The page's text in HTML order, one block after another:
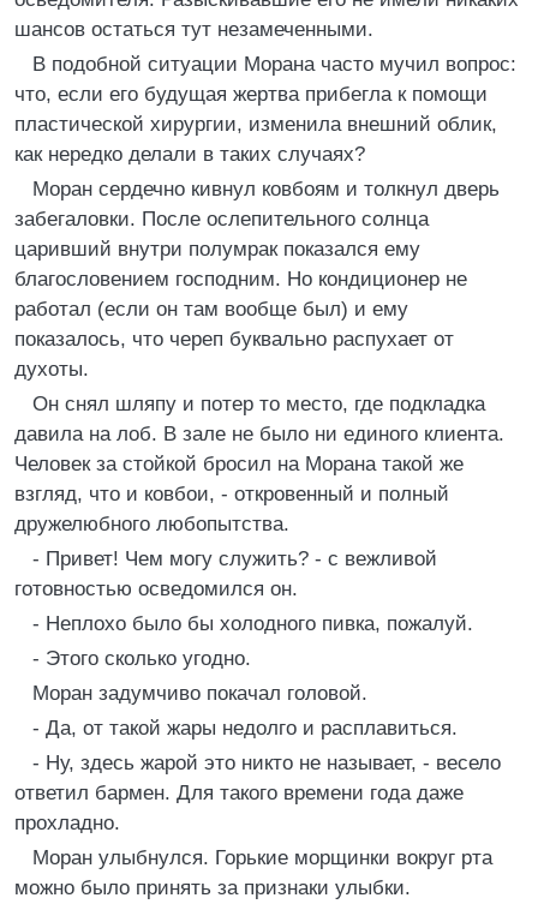
шансов остаться тут незамеченными.
В подобной ситуации Морана часто мучил вопрос:
что, если его будущая жертва прибегла к помощи
пластической хирургии, изменила внешний облик,
как нередко делали в таких случаях?
Моран сердечно кивнул ковбоям и толкнул дверь
забегаловки. После ослепительного солнца
царивший внутри полумрак показался ему
благословением господним. Но кондиционер не
работал (если он там вообще был) и ему
показалось, что череп буквально распухает от
духоты.
Он снял шляпу и потер то место, где подкладка
давила на лоб. В зале не было ни единого клиента.
Человек за стойкой бросил на Морана такой же
взгляд, что и ковбои, - откровенный и полный
дружелюбного любопытства.
- Привет! Чем могу служить? - с вежливой
готовностью осведомился он.
- Неплохо было бы холодного пивка, пожалуй.
- Этого сколько угодно.
Моран задумчиво покачал головой.
- Да, от такой жары недолго и расплавиться.
- Ну, здесь жарой это никто не называет, - весело
ответил бармен. Для такого времени года даже
прохладно.
Моран улыбнулся. Горькие морщинки вокруг рта
можно было принять за признаки улыбки.